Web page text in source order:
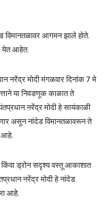
विमानतळावर आगमन झाले होते.
येत आहेत.
नरेंद्र मोदी मंगळवार दिनांक 7 मे
या निवडणूक काळात ते
नरेंद्र मोदी हे सायंकाळी
असून नांदेड विमानतळावरून ते
आहे.
किंवा ड्रोन सदृश्य वस्तू आकाशात
नरेंद्र मोदी हे नांदेड
आहे.